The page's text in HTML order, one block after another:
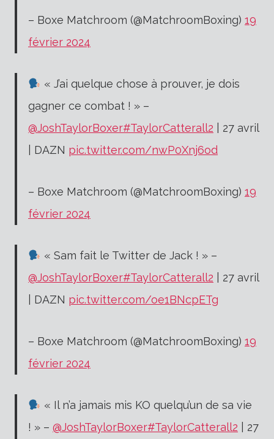
– Boxe Matchroom (@MatchroomBoxing) 19
février 2024
« J’ai quelque chose à prouver, je dois
gagner ce combat ! » –
@JoshTaylorBoxer#TaylorCatterall2 | 27 avril
| DAZN pic.twitter.com/nwP0Xnj6od
– Boxe Matchroom (@MatchroomBoxing) 19
février 2024
« Sam fait le Twitter de Jack ! » –
@JoshTaylorBoxer#TaylorCatterall2 | 27 avril
| DAZN pic.twitter.com/oe1BNcpETg
– Boxe Matchroom (@MatchroomBoxing) 19
février 2024
« Il n’a jamais mis KO quelqu’un de sa vie
! » – @JoshTaylorBoxer#TaylorCatterall2 | 27